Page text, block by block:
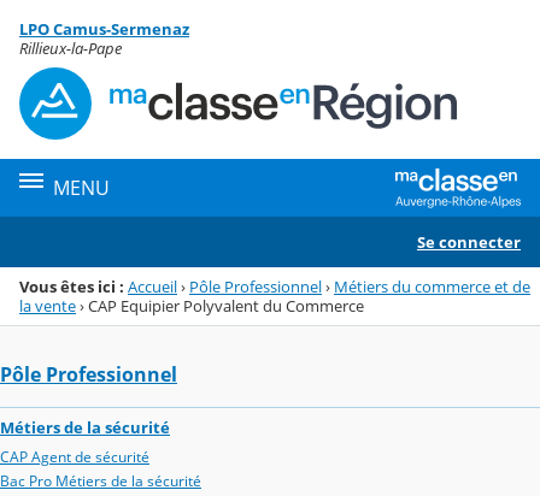
Menu de la rubrique
Contenu
LPO Camus-Sermenaz
Rillieux-la-Pape
MENU
Se connecter
Vous êtes ici : Accueil› Pôle Professionnel› Métiers du commerce et de
la vente›CAP Equipier Polyvalent du Commerce
Pôle Professionnel
Métiers de la sécurité
CAP Agent de sécurité
Bac Pro Métiers de la sécurité